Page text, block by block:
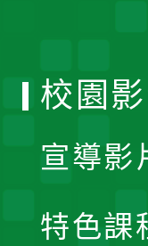
校園
宣導影
特色課